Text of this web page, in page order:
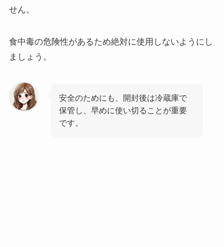
せん。
食中毒の危険性があるため絶対に使用しないようにし
ましょう。
安全のためにも、開封後は冷蔵庫で
保管し、早めに使い切ることが重要
です。